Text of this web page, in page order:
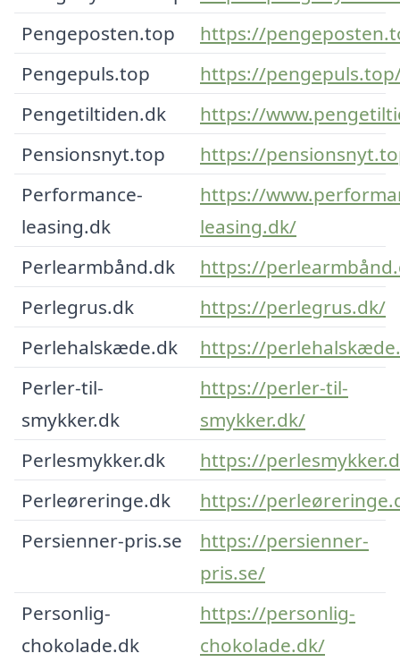
Pengeposten.top
https://
Pengepuls.top
https://
Pengetiltiden.dk
https://
Pensionsnyt.top
https://
Performance-
leasing.dk
https://
leasing.dk/
Perlearmbånd.dk
https://
Perlegrus.dk
https://perlegrus.dk/
Perlehalskæde.dk
https://
Perler-til-
smykker.dk
https://perler-til-
smykker.dk/
Perlesmykker.dk
https://
Perleøreringe.dk
https://
Persienner-pris.se
https://persienner-
pris.se/
Personlig-
chokolade.dk
https://personlig-
chokolade.dk/